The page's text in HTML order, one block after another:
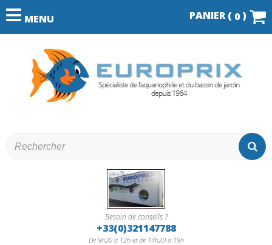
MENU PANIER ( 0 )
Besoin de conseils ?
+33(0)321147788
De 9h20 à 12h et de 14h20 à 19h